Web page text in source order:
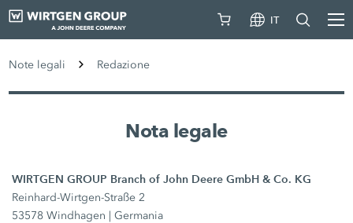
IT
Note legali Redazione
Nota legale
WIRTGEN GROUP Branch of John Deere GmbH & Co. KG
Reinhard-Wirtgen-Straße 2
53578 Windhagen | Germania